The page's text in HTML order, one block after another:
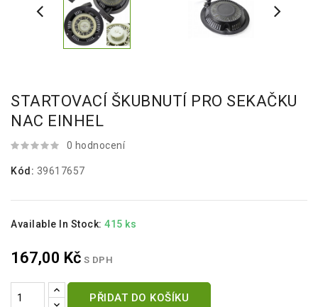
STARTOVACÍ ŠKUBNUTÍ PRO SEKAČKU
NAC EINHEL
0 hodnocení
Kód: 39617657
Available In Stock: 415 ks
167,00 Kč S DPH
PŘIDAT DO KOŠÍKU